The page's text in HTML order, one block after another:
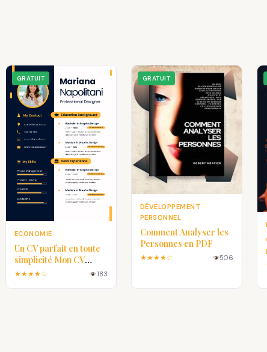
GRATUIT
ECONOMIE
Un CV parfait en toute
simplicité Mon CV
Parfait
★★★★☆ 183
GRATUIT
DÉVELOPPEMENT
PERSONNEL
Comment Analyser les
Personnes en PDF
★★★★☆ 506